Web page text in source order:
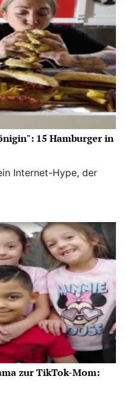
15 Hamburger in
Internet-Hype, der
zur TikTok-Mom: